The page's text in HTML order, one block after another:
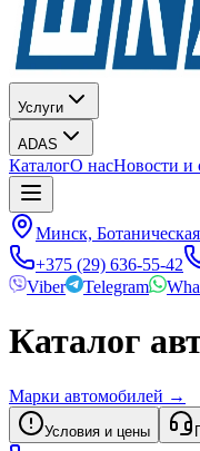
Услуги
ADAS
КаталогО насНовости и
Минск,
+375 (29) 636-55-42
Viber
Telegram
Каталог
Марки автомобилей →
Условия и цены